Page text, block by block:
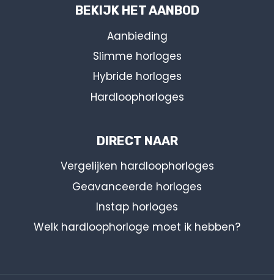
BEKIJK HET AANBOD
Aanbieding
Slimme horloges
Hybride horloges
Hardloophorloges
DIRECT NAAR
Vergelijken hardloophorloges
Geavanceerde horloges
Instap horloges
Welk hardloophorloge moet ik hebben?